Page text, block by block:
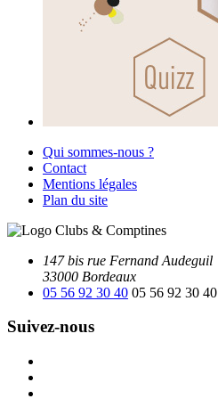
Qui sommes-nous ?
Contact
Mentions légales
Plan du site
147 bis rue Fernand Audeguil
33000 Bordeaux
05 56 92 30 40 05 56 92 30 40
Suivez-nous